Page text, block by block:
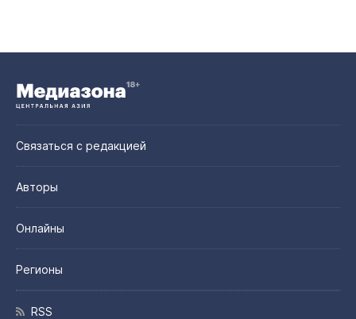
Связаться с редакцией
Авторы
Онлайны
Регионы
RSS